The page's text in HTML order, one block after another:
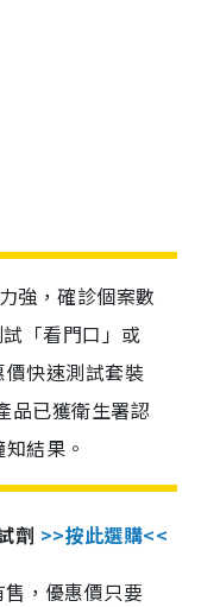
強，確診個案數
「看門口」或
快速測試套裝
品已獲衛生署認
結果。
劑 >>按此選購<<
，優惠價只要